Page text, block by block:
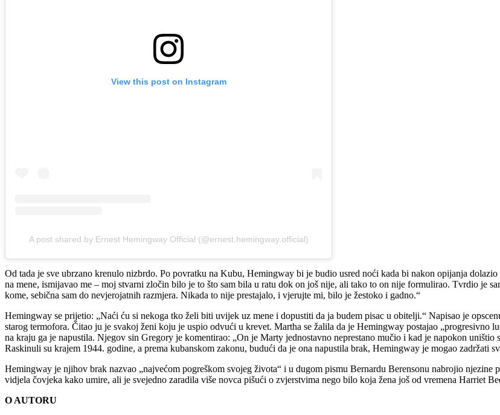
View this post on Instagram
A post shared by Ernest Hemingway Official (@ernest.hemingway.official)
Od tada je sve ubrzano krenulo nizbrdo. Po povratku na Kubu, Hemingway bi je budio usred noći kada bi nakon opijanja
na mene, ismijavao me – moj stvarni zločin bilo je to što sam bila u ratu dok on još nije, ali tako to on nije formulirao. Tvrdio je
kome, sebična sam do nevjerojatnih razmjera. Nikada to nije prestajalo, i vjerujte mi, bilo je žestoko i gadno.“
Hemingway se prijetio: „Naći ću si nekoga tko želi biti uvijek uz mene i dopustiti da ja budem pisac u obitelji.“ Napisao je
starog termofora. Čitao ju je svakoj ženi koju je uspio odvući u krevet. Martha se žalila da je Hemingway postajao
na kraju ga je napustila. Njegov sin Gregory je komentirao: „On je Marty jednostavno neprestano mučio i kad je napokon
Raskinuli su krajem 1944. godine, a prema kubanskom zakonu, budući da je ona napustila brak, Hemingway je mogao zadržati
Hemingway je njihov brak nazvao „najvećom pogreškom svojeg života“ i u dugom pismu Bernardu Berensonu nabrojio
vidjela čovjeka kako umire, ali je svejedno zaradila više novca pišući o zvjerstvima nego bilo koja žena još od vremena Harriet
O AUTORU